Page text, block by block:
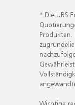
* Die UBS
Produkten.